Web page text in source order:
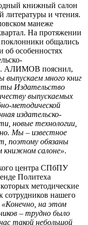
книжный салон
литературы и чтения.
манеже
На протяжении
поклонники общались
об особенностях
АЛИМОВ пояснил,
выпускаем много книг
Издательство
выпускаемых
методической
издательско-
новые технологии,
Мы – известное
поэтому обязаны
книжном салоне».
центра СПбПУ
Политеха
методические
сотрудников нашего
«Конечно, на этом
– трудно было
такой небольшой